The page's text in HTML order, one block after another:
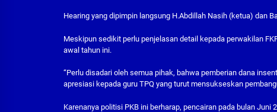
Hearing yang dipimpin langsung H.Abdillah Nasih (ketua) dan
Meskipun sedikit perlu penjelasan detail kepada perwakilan
awal tahun ini.
“Perlu disadari oleh semua pihak, bahwa pemberian dana
apresiasi kepada guru TPQ yang turut mensukseskan
Karenanya politisi PKB ini berharap, pencairan pada bulan Juni